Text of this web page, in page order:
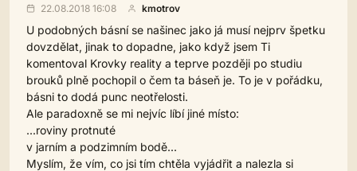
22.08.2018 16:08 kmotrov
U podobných básní se našinec jako já musí nejprv špetku
dovzdělat, jinak to dopadne, jako když jsem Ti
komentoval Krovky reality a teprve později po studiu
brouků plně pochopil o čem ta báseň je. To je v pořádku,
básni to dodá punc neotřelosti.
Ale paradoxně se mi nejvíc líbí jiné místo:
...roviny protnuté
v jarním a podzimním bodě...
Myslím, že vím, co jsi tím chtěla vyjádřit a nalezla si